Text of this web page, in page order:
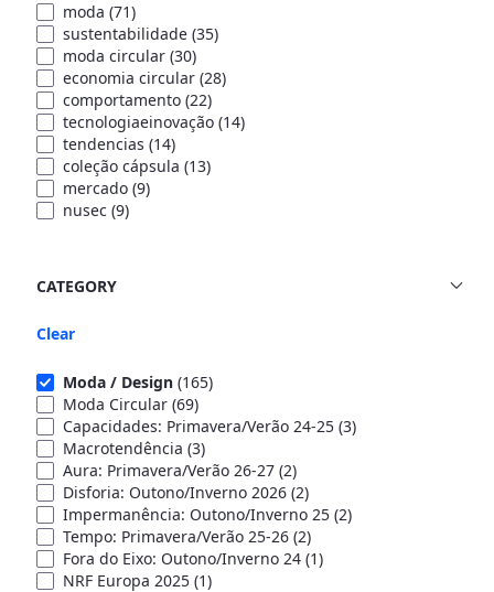
moda (71)
sustentabilidade (35)
moda circular (30)
economia circular (28)
comportamento (22)
tecnologiaeinovação (14)
tendencias (14)
coleção cápsula (13)
mercado (9)
nusec (9)
CATEGORY
Clear
Moda / Design (165)
Moda Circular (69)
Capacidades: Primavera/Verão 24-25 (3)
Macrotendência (3)
Aura: Primavera/Verão 26-27 (2)
Disforia: Outono/Inverno 2026 (2)
Impermanência: Outono/Inverno 25 (2)
Tempo: Primavera/Verão 25-26 (2)
Fora do Eixo: Outono/Inverno 24 (1)
NRF Europa 2025 (1)